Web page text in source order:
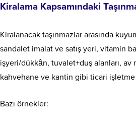
Kiralama Kapsamındaki
Kiralanacak taşınmazlar arasında
sandalet imalat ve satış yeri, vitamin
işyeri/dükkân, tuvalet+duş alanları, av
kahvehane ve kantin gibi ticari işletme
Bazı örnekler: